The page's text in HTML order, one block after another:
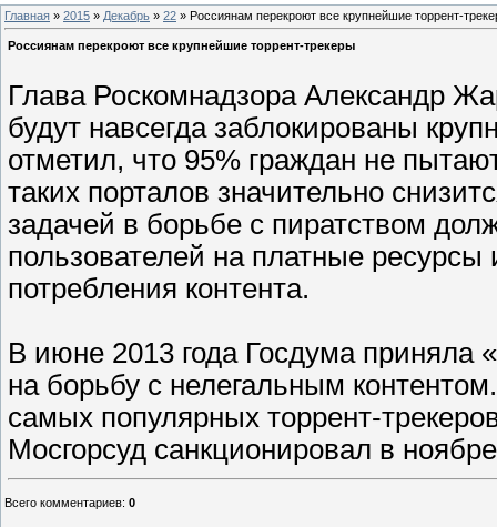
Главная » 2015 » Декабрь » 22 » Россиянам перекроют все крупнейшие торрент-
Россиянам перекроют все крупнейшие торрент-трекеры
Глава Роскомнадзора Александр
будут навсегда заблокированы
отметил, что 95% граждан не
таких порталов значительно
задачей в борьбе с пиратством
пользователей на платные ресурсы
потребления контента.
В июне 2013 года Госдума приняла
на борьбу с нелегальным
самых популярных торрент-
Мосгорсуд санкционировал в ноябре
Всего комментариев: 0